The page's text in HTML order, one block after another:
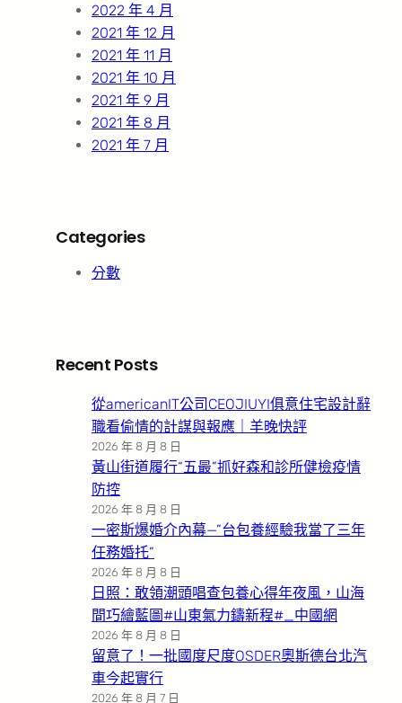
2022 年 4 月
2021 年 12 月
2021 年 11 月
2021 年 10 月
2021 年 9 月
2021 年 8 月
2021 年 7 月
Categories
分數
Recent Posts
從americanIT公司CEOJIUYI俱意住宅設計辭
職看偷情的計謀與報應｜羊晚快評
2026 年 8 月 8 日
黃山街道履行“五最”抓好森和診所健檢疫情
防控
2026 年 8 月 8 日
一密斯爆婚介內幕—”台包養經驗我當了三年
任務婚托”
2026 年 8 月 8 日
日照：敢領潮頭唱查包養心得年夜風，山海
間巧繪藍圖#山東氣力鑄新程#_中國網
2026 年 8 月 8 日
留意了！一批國度尺度OSDER奧斯德台北汽
車今起實行
2026 年 8 月 7 日